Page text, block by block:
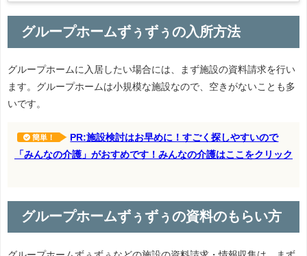
グループホームずぅずぅの入所方法
グループホームに入居したい場合には、まず施設の資料請求を行い
ます。グループホームは小規模な施設なので、空きがないことも多
いです。
簡単！
PR:施設検討はお早めに！すごく探しやすいので
「みんなの介護」がおすめです！みんなの介護はここをクリック
グループホームずぅずぅの資料のもらい方